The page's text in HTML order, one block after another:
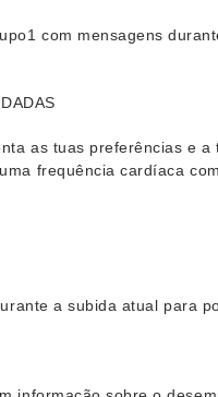
com mensagens
as tuas preferências e
frequência cardíaca
a subida atual para